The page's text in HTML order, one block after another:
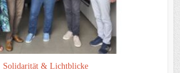
Solidarität & Lichtblicke